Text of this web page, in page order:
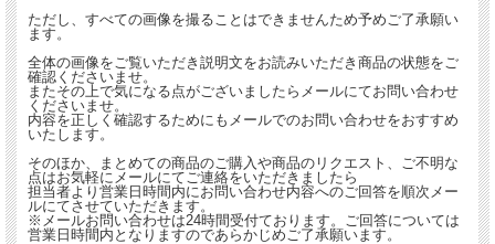
ただし、すべての画像を撮ることはできませんため予めご了承願い
ます。
全体の画像をご覧いただき説明文をお読みいただき商品の状態をご
確認くださいませ。
またその上で気になる点がございましたらメールにてお問い合わせ
くださいませ。
内容を正しく確認するためにもメールでのお問い合わせをおすすめ
いたします。
そのほか、まとめての商品のご購入や商品のリクエスト、ご不明な
点はお気軽にメールにてご連絡をいただきましたら
担当者より営業日時間内にお問い合わせ内容へのご回答を順次メー
ルにてさせていただきます。
※メールお問い合わせは24時間受付ております。ご回答については
営業日時間内となりますのであらかじめご了承願います。